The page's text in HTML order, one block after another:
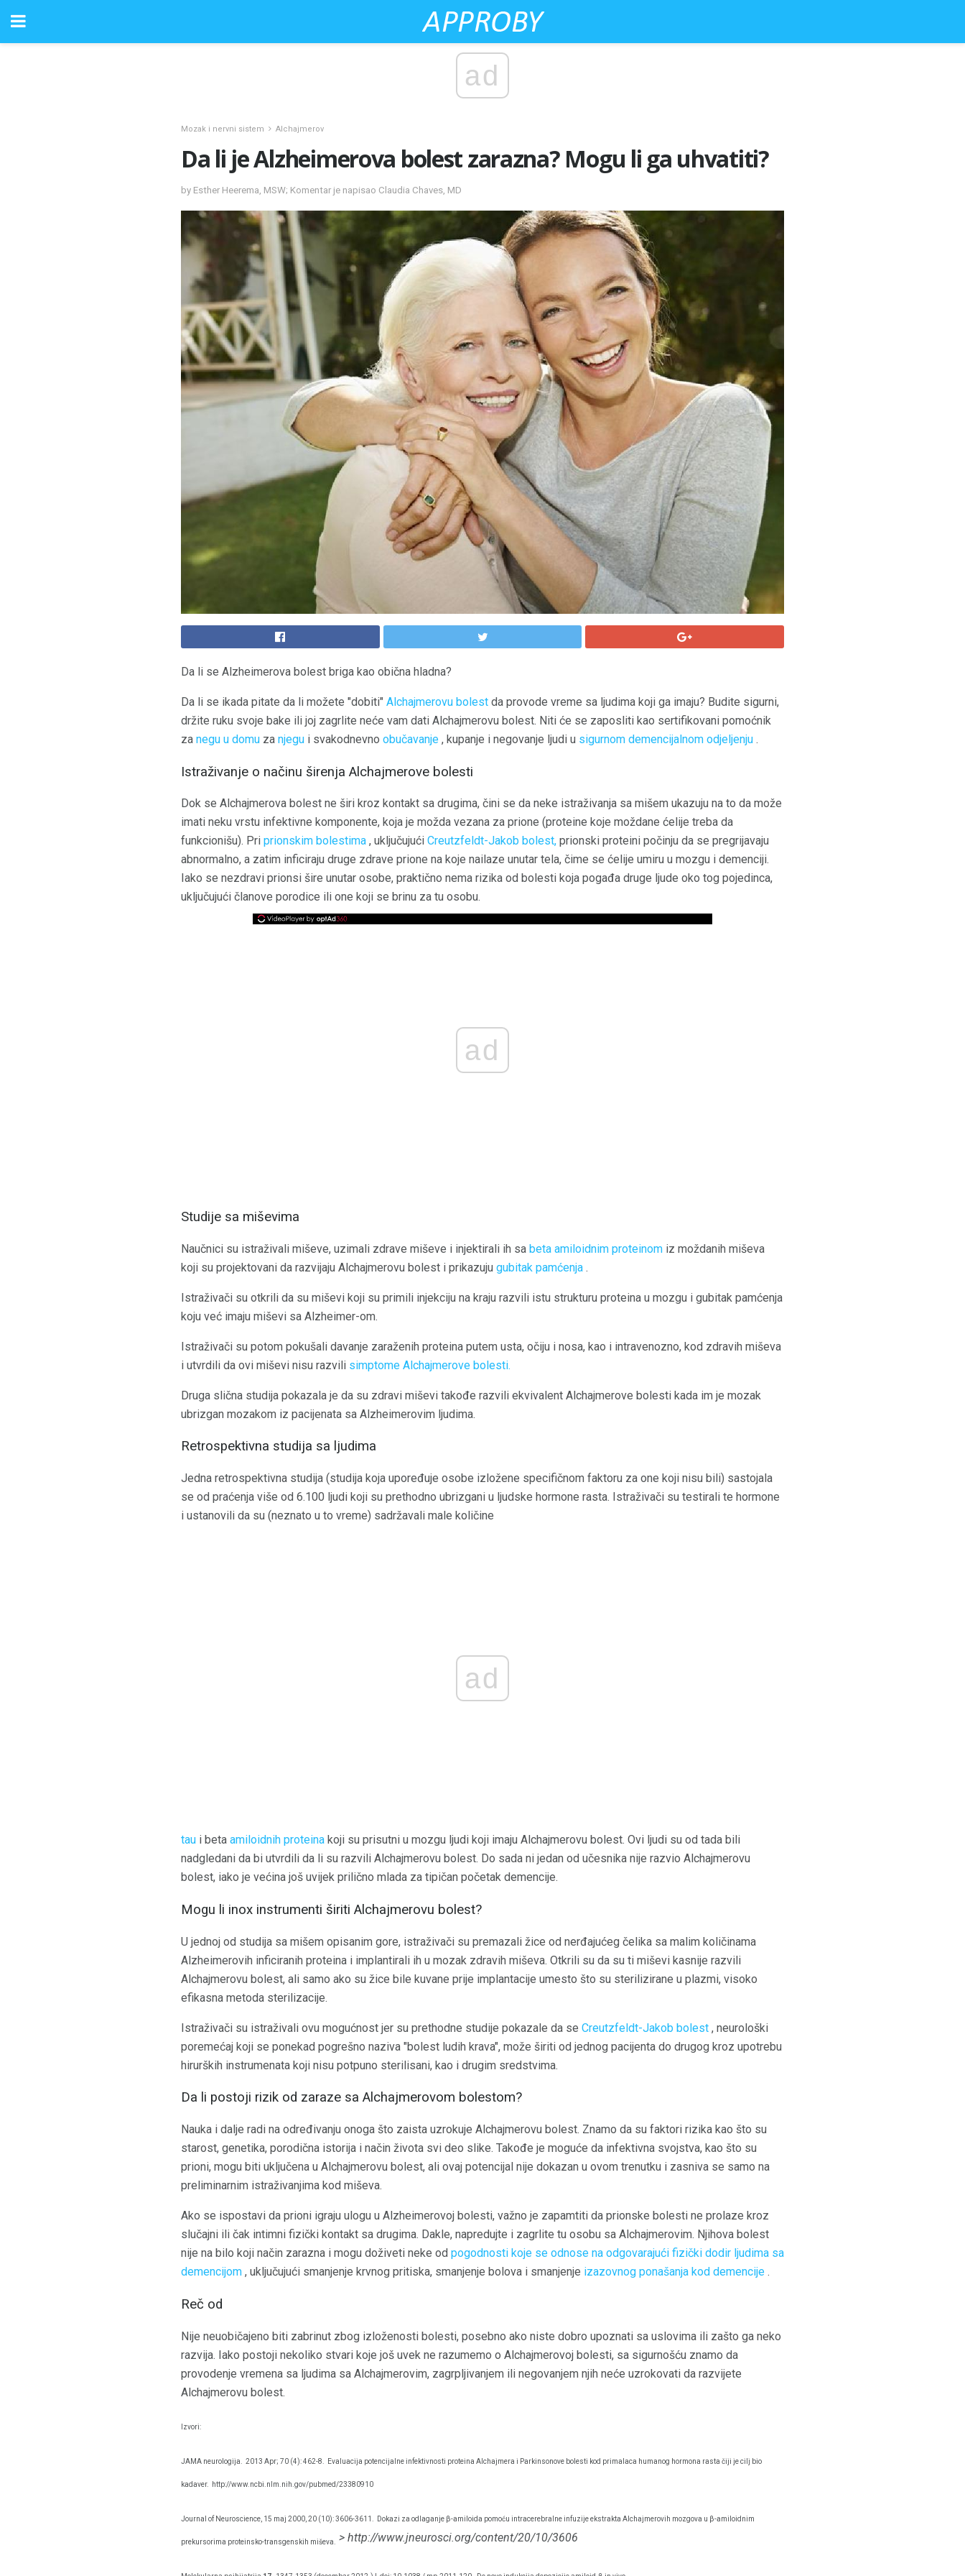
ad
Mozak i nervni sistem Alchajmerov
Da li je Alzheimerova bolest zarazna? Mogu li ga uhvatiti?
by Esther Heerema, MSW; Komentar je napisao Claudia Chaves, MD
Da li se Alzheimerova bolest briga kao obična hladna?
Da li se ikada pitate da li možete "dobiti" Alchajmerovu bolest da provode vreme sa ljudima koji ga imaju? Budite sigurni,
držite ruku svoje bake ili joj zagrlite neće vam dati Alchajmerovu bolest. Niti će se zaposliti kao sertifikovani pomoćnik
za negu u domu za njegu i svakodnevno obučavanje , kupanje i negovanje ljudi u sigurnom demencijalnom odjeljenju .
Istraživanje o načinu širenja Alchajmerove bolesti
Dok se Alchajmerova bolest ne širi kroz kontakt sa drugima, čini se da neke istraživanja sa mišem ukazuju na to da može
imati neku vrstu infektivne komponente, koja je možda vezana za prione (proteine ​​koje moždane ćelije treba da
funkcionišu). Pri prionskim bolestima , uključujući Creutzfeldt-Jakob bolest, prionski proteini počinju da se pregrijavaju
abnormalno, a zatim inficiraju druge zdrave prione na koje nailaze unutar tela, čime se ćelije umiru u mozgu i demenciji.
Iako se nezdravi prionsi šire unutar osobe, praktično nema rizika od bolesti koja pogađa druge ljude oko tog pojedinca,
uključujući članove porodice ili one koji se brinu za tu osobu.
ad
Studije sa miševima
Naučnici su istraživali miševe, uzimali zdrave miševe i injektirali ih sa beta amiloidnim proteinom iz moždanih miševa
koji su projektovani da razvijaju Alchajmerovu bolest i prikazuju gubitak pamćenja .
Istraživači su otkrili da su miševi koji su primili injekciju na kraju razvili istu strukturu proteina u mozgu i gubitak pamćenja
koju već imaju miševi sa Alzheimer-om.
Istraživači su potom pokušali davanje zaraženih proteina putem usta, očiju i nosa, kao i intravenozno, kod zdravih miševa
i utvrdili da ovi miševi nisu razvili simptome Alchajmerove bolesti.
Druga slična studija pokazala je da su zdravi miševi takođe razvili ekvivalent Alchajmerove bolesti kada im je mozak
ubrizgan mozakom iz pacijenata sa Alzheimerovim ljudima.
Retrospektivna studija sa ljudima
Jedna retrospektivna studija (studija koja upoređuje osobe izložene specifičnom faktoru za one koji nisu bili) sastojala
se od praćenja više od 6.100 ljudi koji su prethodno ubrizgani u ljudske hormone rasta. Istraživači su testirali te hormone
i ustanovili da su (neznato u to vreme) sadržavali male količine
ad
tau i beta amiloidnih proteina koji su prisutni u mozgu ljudi koji imaju Alchajmerovu bolest. Ovi ljudi su od tada bili
nadgledani da bi utvrdili da li su razvili Alchajmerovu bolest. Do sada ni jedan od učesnika nije razvio Alchajmerovu
bolest, iako je većina još uvijek prilično mlada za tipičan početak demencije.
Mogu li inox instrumenti širiti Alchajmerovu bolest?
U jednoj od studija sa mišem opisanim gore, istraživači su premazali žice od nerđajućeg čelika sa malim količinama
Alzheimerovih inficiranih proteina i implantirali ih u mozak zdravih miševa. Otkrili su da su ti miševi kasnije razvili
Alchajmerovu bolest, ali samo ako su žice bile kuvane prije implantacije umesto što su sterilizirane u plazmi, visoko
efikasna metoda sterilizacije.
Istraživači su istraživali ovu mogućnost jer su prethodne studije pokazale da se Creutzfeldt-Jakob bolest , neurološki
poremećaj koji se ponekad pogrešno naziva "bolest ludih krava", može širiti od jednog pacijenta do drugog kroz upotrebu
hirurških instrumenata koji nisu potpuno sterilisani, kao i drugim sredstvima.
Da li postoji rizik od zaraze sa Alchajmerovom bolestom?
Nauka i dalje radi na određivanju onoga što zaista uzrokuje Alchajmerovu bolest. Znamo da su faktori rizika kao što su
starost, genetika, porodična istorija i način života svi deo slike. Takođe je moguće da infektivna svojstva, kao što su
prioni, mogu biti uključena u Alchajmerovu bolest, ali ovaj potencijal nije dokazan u ovom trenutku i zasniva se samo na
preliminarnim istraživanjima kod miševa.
Ako se ispostavi da prioni igraju ulogu u Alzheimerovoj bolesti, važno je zapamtiti da prionske bolesti ne prolaze kroz
slučajni ili čak intimni fizički kontakt sa drugima. Dakle, napredujte i zagrlite tu osobu sa Alchajmerovim. Njihova bolest
nije na bilo koji način zarazna i mogu doživeti neke od pogodnosti koje se odnose na odgovarajući fizički dodir ljudima sa
demencijom , uključujući smanjenje krvnog pritiska, smanjenje bolova i smanjenje izazovnog ponašanja kod demencije .
Reč od
Nije neuobičajeno biti zabrinut zbog izloženosti bolesti, posebno ako niste dobro upoznati sa uslovima ili zašto ga neko
razvija. Iako postoji nekoliko stvari koje još uvek ne razumemo o Alchajmerovoj bolesti, sa sigurnošću znamo da
provodenje vremena sa ljudima sa Alchajmerovim, zagrpljivanjem ili negovanjem njih neće uzrokovati da razvijete
Alchajmerovu bolest.
Izvori:
JAMA neurologija. 2013 Apr; 70 (4): 462-8. Evaluacija potencijalne infektivnosti proteina Alchajmera i Parkinsonove bolesti kod primalaca humanog hormona rasta čiji je cilj bio
kadaver. http://www.ncbi.nlm.nih.gov/pubmed/23380910
Journal of Neuroscience, 15 maj 2000, 20 (10): 3606-3611. Dokazi za odlaganje β-amiloida pomoću intracerebralne infuzije ekstrakta Alchajmerovih mozgova u β-amiloidnim
prekursorima proteinsko-transgenskih miševa. > http://www.jneurosci.org/content/20/10/3606